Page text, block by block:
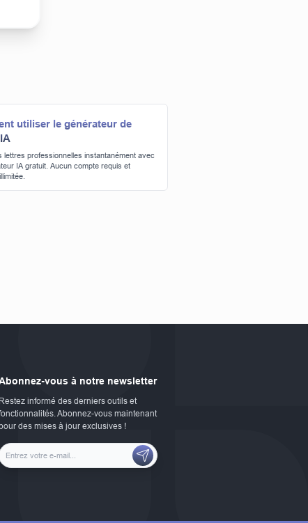
utiliser le générateur de
lettres professionnelles instantanément avec
IA gratuit. Aucun compte requis et
vous à notre newsletter
Restez informé des derniers outils et
Abonnez-vous maintenant
des mises à jour exclusives !